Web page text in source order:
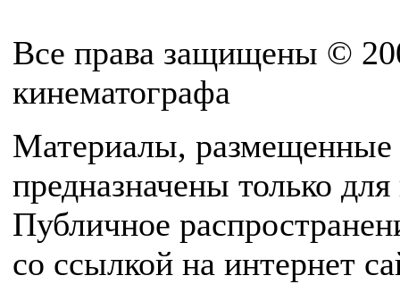
Все права защищены ©
кинематографа
Материалы, размещенные
предназначены только
Публичное
со ссылкой на интернет